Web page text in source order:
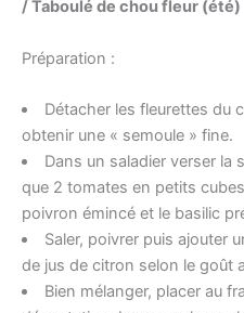
/ Taboulé de chou fleur (été)
Préparation :
Détacher les fleurettes du
obtenir une « semoule » fine.
Dans un saladier verser la
que 2 tomates en petits
poivron émincé et le basilic
Saler, poivrer puis ajouter
de jus de citron selon le goût
Bien mélanger, placer au